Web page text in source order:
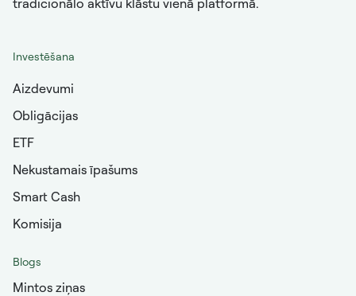
Investēšana
Aizdevumi
Obligācijas
ETF
Nekustamais īpašums
Smart Cash
Komisija
Blogs
Mintos ziņas